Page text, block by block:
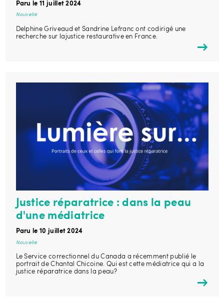
Paru le 11 juillet 2024
Nouvelle
Delphine Griveaud et Sandrine Lefranc ont codirigé une
recherche sur lajustice restaurative en France.
Justice réparatrice : dans la peau
d'une médiatrice
Paru le 10 juillet 2024
Nouvelle
Le Service correctionnel du Canada a récemment publié le
portrait de Chantal Chicoine. Qui est cette médiatrice qui a la
justice réparatrice dans la peau?